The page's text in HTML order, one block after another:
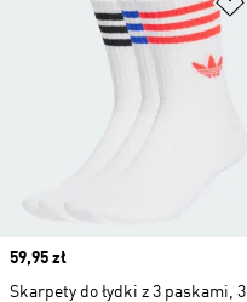
Price
59,95 zł
Skarpety do łydki z 3 paskami, 3